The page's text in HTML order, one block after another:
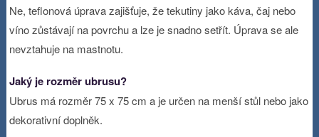
Ne, teflonová úprava zajišťuje, že tekutiny jako káva, čaj nebo
víno zůstávají na povrchu a lze je snadno setřít. Úprava se ale
nevztahuje na mastnotu.
Jaký je rozměr ubrusu?
Ubrus má rozměr 75 x 75 cm a je určen na menší stůl nebo jako
dekorativní doplněk.